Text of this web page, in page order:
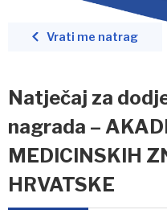
Vrati me natrag
Natječaj za
nagrada –
MEDICINSKIH
HRVATSKE